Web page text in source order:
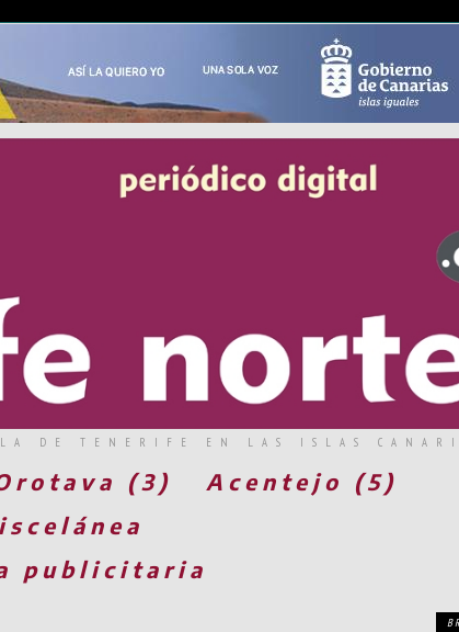
DE TENERIFE EN LAS ISLAS
(3)
Acentejo (5)
publicitaria